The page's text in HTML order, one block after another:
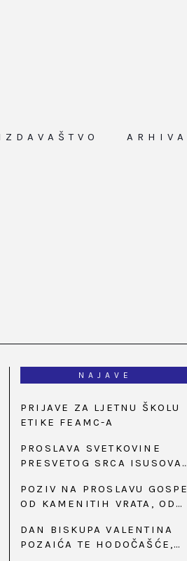
ARHIVA
NAJAVE
PRIJAVE ZA LJETNU ŠKOLU
ETIKE FEAMC-A
PROSLAVA SVETKOVINE
PRESVETOG SRCA ISUSOVA
PALMOTIĆEVOJ
POZIV NA PROSLAVU GOSPE
OD KAMENITIH VRATA, OD
DAN BISKUPA VALENTINA
POZAIĆA TE HODOČAŠĆE,